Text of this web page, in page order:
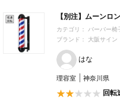
【別注】ムーンロ
カテゴリ： バーバー椅
ブランド： 大阪サイン
はな
理容室 神奈川県
回転